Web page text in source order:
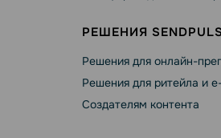
РЕШЕНИЯ
Решения для онлайн-
Решения для ритейла и
Создателям контента